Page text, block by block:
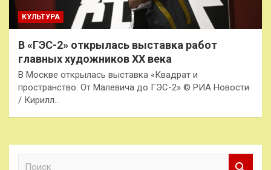
КУЛЬТУРА
В «ГЭС-2» открылась выставка работ
главных художников XX века
В Москве открылась выставка «Квадрат и
пространство. От Малевича до ГЭС-2» © РИА Новости
/ Кирилл…